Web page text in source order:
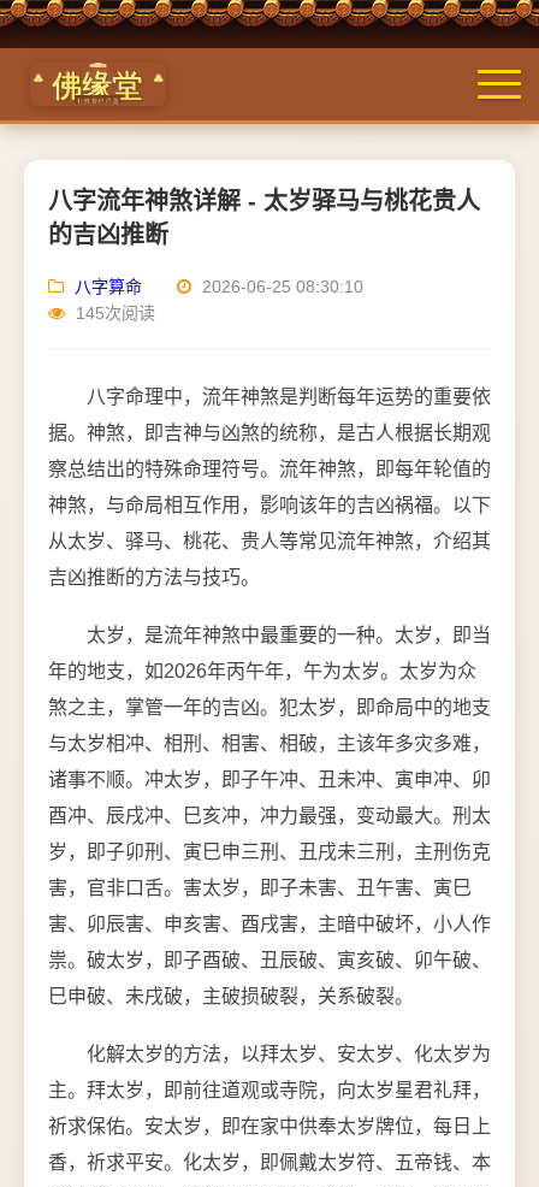
八字流年神煞详解 - 太岁驿马与桃花贵人
的吉凶推断
八字算命
2026-06-25 08:30:10
145次阅读
八字命理中，流年神煞是判断每年运势的重要依
据。神煞，即吉神与凶煞的统称，是古人根据长期观
察总结出的特殊命理符号。流年神煞，即每年轮值的
神煞，与命局相互作用，影响该年的吉凶祸福。以下
从太岁、驿马、桃花、贵人等常见流年神煞，介绍其
吉凶推断的方法与技巧。
太岁，是流年神煞中最重要的一种。太岁，即当
年的地支，如2026年丙午年，午为太岁。太岁为众
煞之主，掌管一年的吉凶。犯太岁，即命局中的地支
与太岁相冲、相刑、相害、相破，主该年多灾多难，
诸事不顺。冲太岁，即子午冲、丑未冲、寅申冲、卯
酉冲、辰戌冲、巳亥冲，冲力最强，变动最大。刑太
岁，即子卯刑、寅巳申三刑、丑戌未三刑，主刑伤克
害，官非口舌。害太岁，即子未害、丑午害、寅巳
害、卯辰害、申亥害、酉戌害，主暗中破坏，小人作
祟。破太岁，即子酉破、丑辰破、寅亥破、卯午破、
巳申破、未戌破，主破损破裂，关系破裂。
化解太岁的方法，以拜太岁、安太岁、化太岁为
主。拜太岁，即前往道观或寺院，向太岁星君礼拜，
祈求保佑。安太岁，即在家中供奉太岁牌位，每日上
香，祈求平安。化太岁，即佩戴太岁符、五帝钱、本